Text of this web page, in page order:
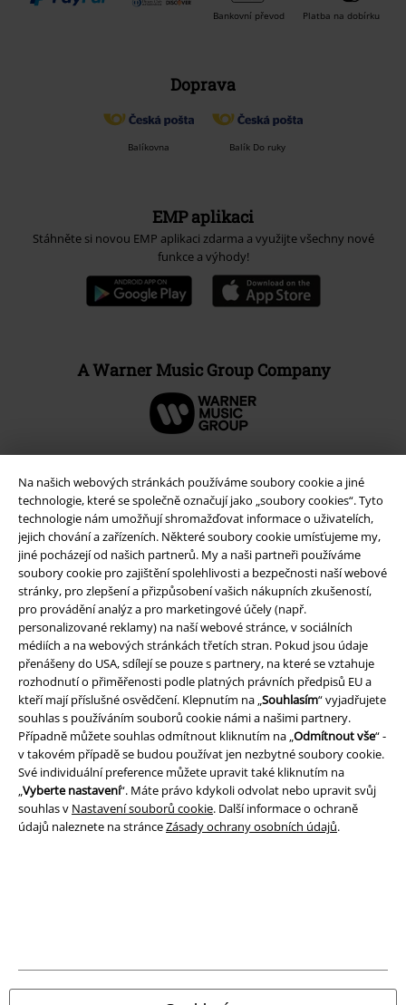
Na našich webových stránkách používáme soubory cookie a jiné
technologie, které se společně označují jako „soubory cookies“. Tyto
technologie nám umožňují shromažďovat informace o uživatelích,
jejich chování a zařízeních. Některé soubory cookie umísťujeme my,
jiné pocházejí od našich partnerů. My a naši partneři používáme
soubory cookie pro zajištění spolehlivosti a bezpečnosti naší webové
stránky, pro zlepšení a přizpůsobení vašich nákupních zkušeností,
pro provádění analýz a pro marketingové účely (např.
personalizované reklamy) na naší webové stránce, v sociálních
médiích a na webových stránkách třetích stran. Pokud jsou údaje
přenášeny do USA, sdílejí se pouze s partnery, na které se vztahuje
rozhodnutí o přiměřenosti podle platných právních předpisů EU a
kteří mají příslušné osvědčení. Klepnutím na „Souhlasím“ vyjadřujete
souhlas s používáním souborů cookie námi a našimi partnery.
Případně můžete souhlas odmítnout kliknutím na „Odmítnout vše“ -
v takovém případě se budou používat jen nezbytné soubory cookie.
Své individuální preference můžete upravit také kliknutím na
„Vyberte nastavení“. Máte právo kdykoli odvolat nebo upravit svůj
souhlas v Nastavení souborů cookie. Další informace o ochraně
údajů naleznete na stránceZásady ochrany osobních údajů.
Bankovní převod Platba na dobírku
Doprava
Balíkovna Balík Do ruky
EMP aplikaci
Stáhněte si novou EMP aplikaci zdarma a využijte všechny nové
funkce a výhody!
A Warner Music Group Company
Právní informace
Podmínky
Prohlášení
Ochrana osobních údajů
Likvidace odpadu a ochrana životního prostředí
Prohlášení o shodě
Všechny ceny jsou včetně DPH, bezpoštovného a balného